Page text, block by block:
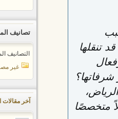
تنقلها
متخصصًا
تصانيف
التصانيف
غير
آخر مقالات